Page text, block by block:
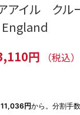
アイル クル
円 （税込）
11,036円から。分割手